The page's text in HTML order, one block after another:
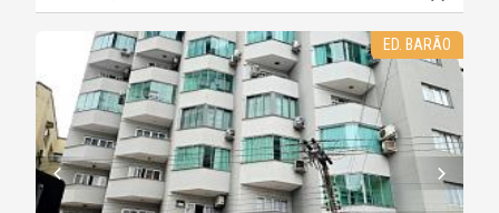
ED. BARÃO